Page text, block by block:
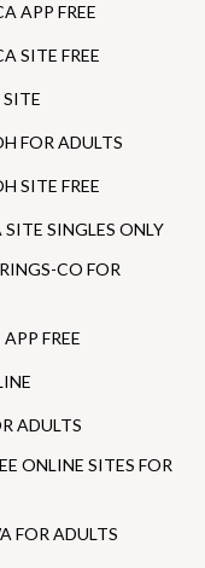
APP FREE
SITE FREE
FOR ADULTS
SITE FREE
SINGLES ONLY
CO FOR
FREE
ADULTS
ONLINE SITES FOR
FOR ADULTS